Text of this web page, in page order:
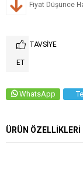
Fiyat Düşünce
TAVSIYE
ET
WhatsApp
ÜRÜN ÖZELLIKLERI